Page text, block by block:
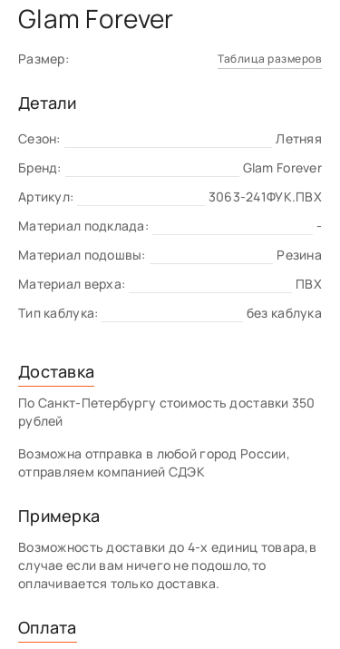
Glam Forever
Размер: Таблица размеров
Детали
Сезон:
Летняя
Бренд:
Glam Forever
Артикул:
3063-241ФУК.ПВХ
Материал подклада:
-
Материал подошвы:
Резина
Материал верха:
ПВХ
Тип каблука:
без каблука
Доставка
По Санкт-Петербургу стоимость доставки 350
рублей
Возможна отправка в любой город России,
отправляем компанией СДЭК
Примерка
Возможность доставки до 4-х единиц товара,в
случае если вам ничего не подошло,то
оплачивается только доставка.
Оплата